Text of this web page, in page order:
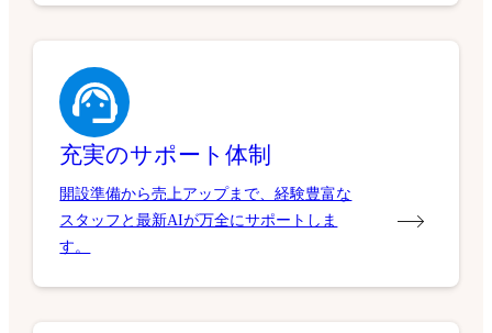
充実のサポート体制
開設準備から売上アップまで、経験豊富な
スタッフと最新AIが万全にサポートしま
す。